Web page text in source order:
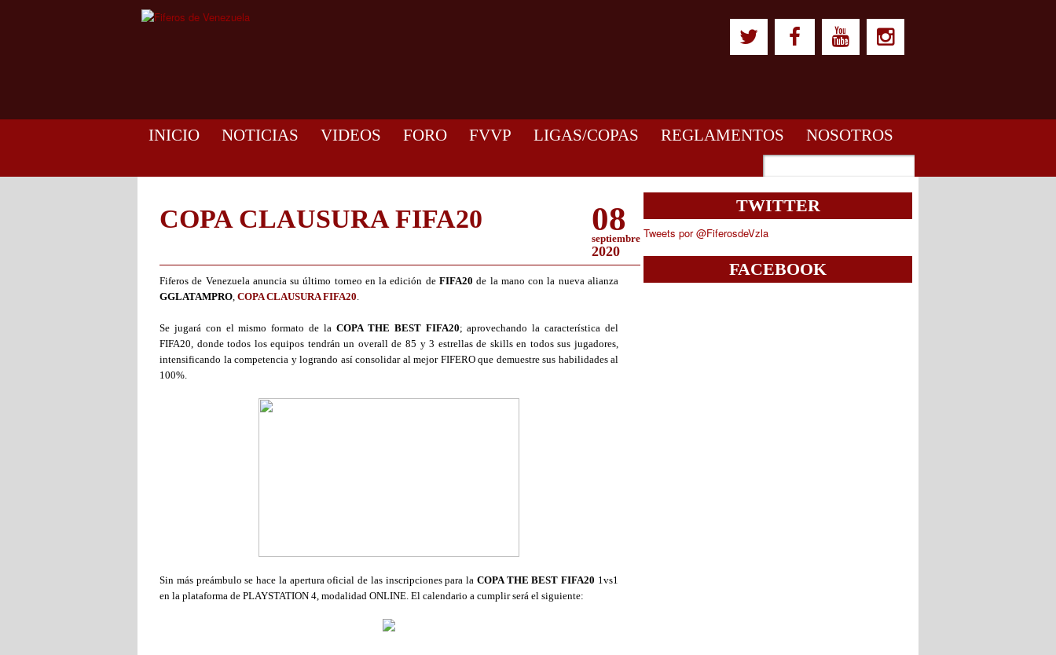
INICIO NOTICIAS VIDEOS FORO FVVP LIGAS/COPAS REGLAMENTOS NOSOTROS
08
septiembre
2020
COPA CLAUSURA FIFA20
Fiferos de Venezuela anuncia su último torneo en la edición deFIFA20 de la mano con la nueva alianza
GGLATAMPRO, COPA CLAUSURA FIFA20.
Se jugará con el mismo formato de la COPA THE BEST FIFA20; aprovechando la característica del
FIFA20, donde todos los equipos tendrán un overall de 85 y 3 estrellas de skills en todos sus jugadores,
intensificando la competencia y logrando así consolidar al mejor FIFERO que demuestre sus habilidades al
100%.
Sin más preámbulo se hace la apertura oficial de las inscripciones para la COPA THE BEST FIFA20 1vs1
en la plataforma de PLAYSTATION 4, modalidad ONLINE. El calendario a cumplir será el siguiente:
TWITTER
Tweets por @FiferosdeVzla
FACEBOOK